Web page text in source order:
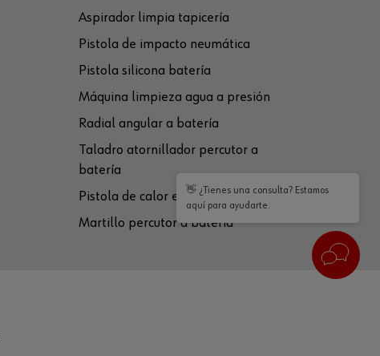
Aspirador limpia tapicería
Pistola de impacto neumática
Pistola silicona batería
Máquina limpieza agua a presión
Radial angular a batería
Taladro atornillador percutor a
batería
Pistola de calor eléctrica
Martillo percutor a batería
👋 ¿Tienes una consulta? Estamos
aquí para ayudarte.